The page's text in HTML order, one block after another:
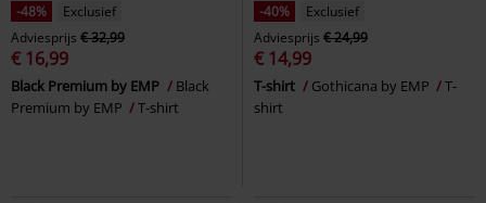
-48%
Exclusief
Adviesprijs € 32,99
€ 16,99
Black Premium by EMP
Black
Premium by EMP
T-shirt
-40%
Exclusief
Adviesprijs € 24,99
€ 14,99
T-shirt Gothicana by EMP
T-
shirt